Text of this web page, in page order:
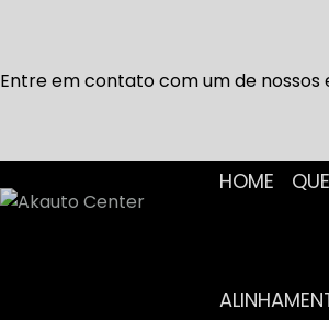
Entre em contato com um de nossos
HOME